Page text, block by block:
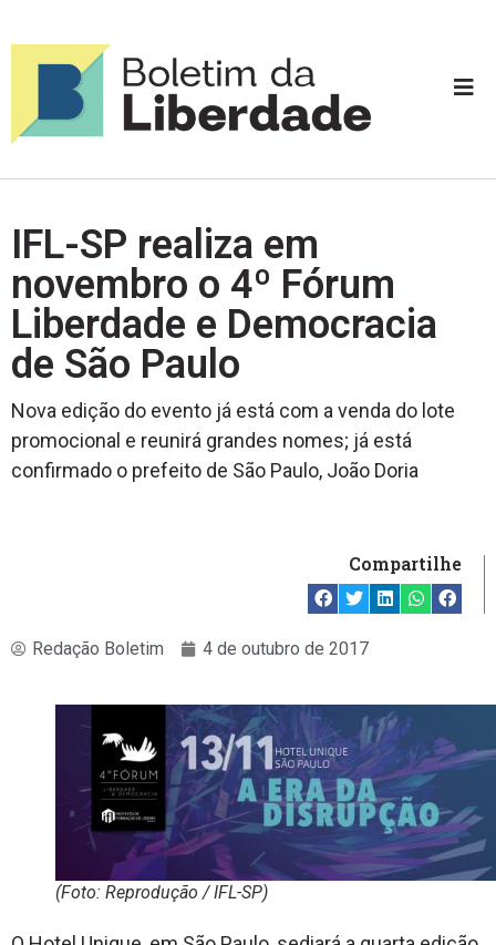
IFL-SP realiza em
novembro o 4º Fórum
Liberdade e Democracia
de São Paulo
Nova edição do evento já está com a venda do lote
promocional e reunirá grandes nomes; já está
confirmado o prefeito de São Paulo, João Doria
Compartilhe
Redação Boletim 4 de outubro de 2017
(Foto: Reprodução / IFL-SP)